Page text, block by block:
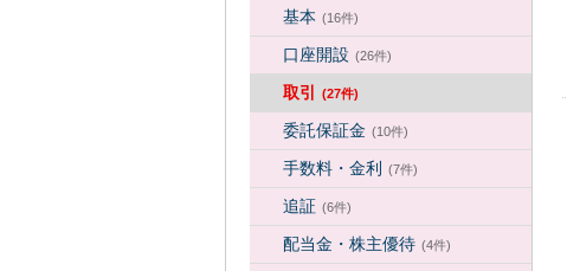
基本 (16件)
口座開設 (26件)
取引 (27件)
委託保証金 (10件)
手数料・金利 (7件)
追証 (6件)
配当金・株主優待 (4件)